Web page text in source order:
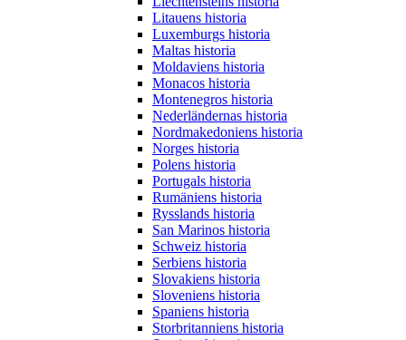
Litauens historia
Luxemburgs historia
Maltas historia
Moldaviens historia
Monacos historia
Montenegros historia
Nederländernas historia
Nordmakedoniens historia
Norges historia
Polens historia
Portugals historia
Rumäniens historia
Rysslands historia
San Marinos historia
Schweiz historia
Serbiens historia
Slovakiens historia
Sloveniens historia
Spaniens historia
Storbritanniens historia